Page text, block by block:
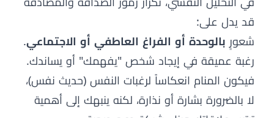
قد يدل على:
شعورٍبالوحدة أو الفراغ العاطفي أو الاجتماعي.
رغبة عميقة في إيجاد شخص "يفهمك" أو يساندك.
فيكون المنام انعكاساً لرغبات النفس (حديث نفس)،
لا بالضرورة بشارة أو نذارة، لكنه ينبهك إلى أهمية